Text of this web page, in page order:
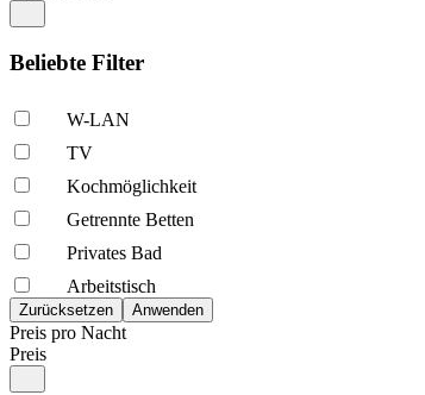
Beliebte Filter
W-LAN
TV
Kochmöglich­keit
Getrennte Betten
Privates Bad
Arbeitstisch
Preis pro Nacht
Preis